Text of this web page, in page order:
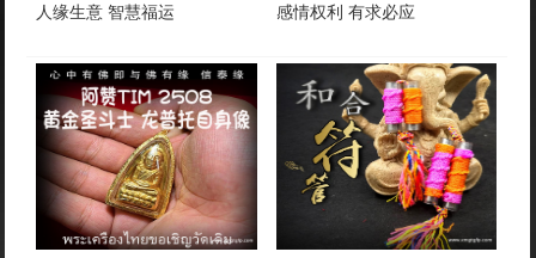
人缘生意 智慧福运
感情权利 有求必应